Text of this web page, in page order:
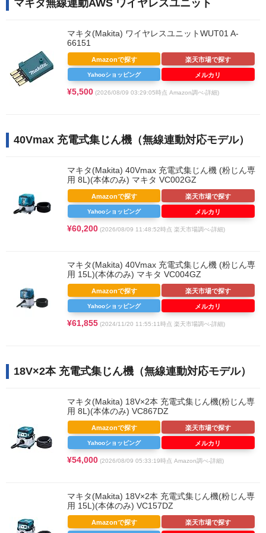
マキタ無線連動AWS ワイヤレスユニット
マキタ(Makita) ワイヤレスユニットWUT01 A-
66151
¥5,500 (2026/08/09 03:29:05時点 Amazon調べ-詳細)
Amazonで探す 楽天市場で探す
Yahooショッピング メルカリ
40Vmax 充電式集じん機（無線連動対応モデル）
マキタ(Makita) 40Vmax 充電式集じん機 (粉じん専
用 8L)(本体のみ) マキタ VC002GZ
¥60,200 (2026/08/09 11:48:52時点 楽天市場調べ-詳細)
Amazonで探す 楽天市場で探す
Yahooショッピング メルカリ
マキタ(Makita) 40Vmax 充電式集じん機 (粉じん専
用 15L)(本体のみ) マキタ VC004GZ
¥61,855 (2024/11/20 11:55:11時点 楽天市場調べ-詳細)
Amazonで探す 楽天市場で探す
Yahooショッピング メルカリ
18V×2本 充電式集じん機（無線連動対応モデル）
マキタ(Makita) 18V×2本 充電式集じん機(粉じん専
用 8L)(本体のみ) VC867DZ
¥54,000 (2026/08/09 05:33:19時点 Amazon調べ-詳細)
Amazonで探す 楽天市場で探す
Yahooショッピング メルカリ
マキタ(Makita) 18V×2本 充電式集じん機(粉じん専
用 15L)(本体のみ) VC157DZ
Amazonで探す 楽天市場で探す